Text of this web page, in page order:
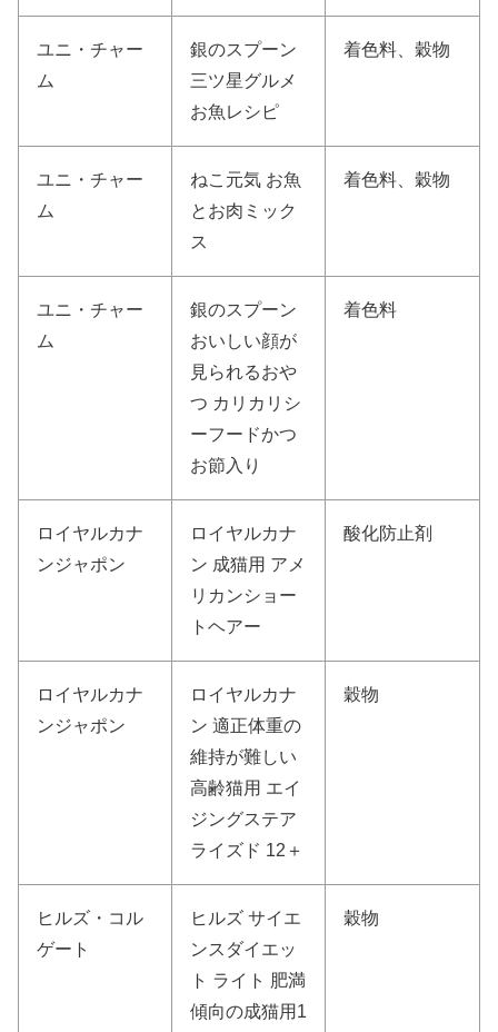
ユニ・チャー
ム
銀のスプーン
三ツ星グルメ
お魚レシピ
着色料、穀物
ユニ・チャー
ム
ねこ元気 お魚
とお肉ミック
ス
着色料、穀物
ユニ・チャー
ム
銀のスプーン
おいしい顔が
見られるおや
つ カリカリシ
ーフードかつ
お節入り
着色料
ロイヤルカナ
ンジャポン
ロイヤルカナ
ン 成猫用 アメ
リカンショー
トヘアー
酸化防止剤
ロイヤルカナ
ンジャポン
ロイヤルカナ
ン 適正体重の
維持が難しい
高齢猫用 エイ
ジングステア
ライズド 12＋
穀物
ヒルズ・コル
ゲート
ヒルズ サイエ
ンスダイエッ
ト ライト 肥満
傾向の成猫用1
穀物